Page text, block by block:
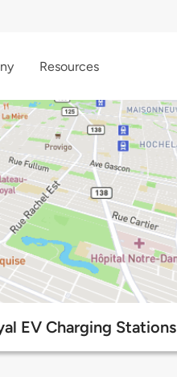
Resources
EV Charging Stations